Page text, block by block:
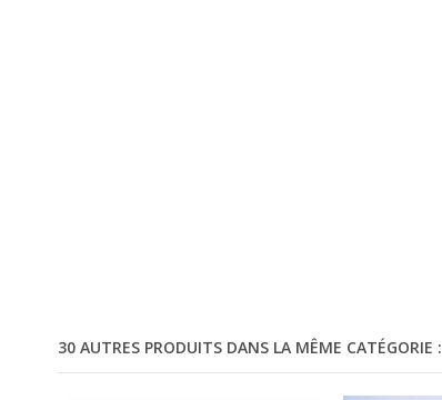
30 AUTRES PRODUITS DANS LA MÊME CATÉGORIE :